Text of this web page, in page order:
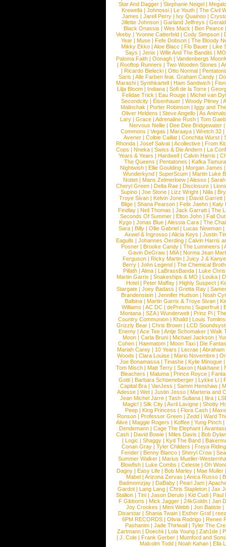
Star And Dagger | Stephanie Neigel |
Krewella | Johnossi | Le Youth | The Civil
James | Jarell Perry | Ivy Quainoo |
Jillette Johnson | Garland Jeffreys |
Black Onassis | Wes Mack | Ben Pearce
Veeby | Yvonne Catterfeld | Cody Simpson |
Year |Muse |Fefe Dobson |The Bloody
Mikky Ekko | Aloe Blacc | Flo Bauer | Like
Says | Jenix | Wille And The Bandits | MO
Paloma Faith |Oonagh |Vandenbergs
|Rooftop Runners |Two Wooden Stones |
| Ricardo Bielecki | Otto Normal |
Saris | Alle Farben feat. Graham Candy |
Marashi | Synthkartell | Ham Sandwich |
Lilja Bloom | Indiana | Sofi de la Torre |
Felidae Trick | Eau Rouge | Michel van
Secondcity |Eisenhauer |Woody Pitney |
Malinchak |Porter Robinson | Iggy and
Oliver Heldens |Steve Angello |As Animals
Lary | Grace | Adrenaline Rush | Tom
Nervous Nellie | Dee Dee Bridgewater |
Commons |Vegas |Maraaya |Wretch 32 |
Avener | Colbie Caillat | Conchita Wurst |
Rhonda | Josef Salvat | Acollective | From
Cops | Nneka | Swiss & Die Andern | La
Years & Years |Hardwell |Calvin Harris |
The Queens | Pentatones | Kafka Tamura
Nightwish |Ellie Goulding |Morgan James
Wunderkynd | SuperScum | Martin Luke
Nottet |Mans Zelmerloew |Alesso |
Cheryl Green |Delta Rae |Disclosure |
Supino |Joe Stone |Lizz Wright |Niila |
Troye Sivan | Kelvin Jones | David Garrett
Blige | Shana Pearson | Felix Jaehn | Katy
Findlay |Neil Thomas |Jack Garratt |The
Seconds Of Summer |Elton John |Fall
Kygo |Jonas Blue |Alessia Cara |The
Sara |Billy |Ollie Gabriel |Lucas Newman |
Axwel & Ingrosso | Alicia Keys | Justin
Eagulls |Johannes Oerding |Calvin Harris
Posner |Brooke Candy |The Lumineers |
Gavin DeGraw | MIA| Norma Jean
Ferguson | Ricky Martin | Juicy J &
Berry | John Legend | The Chemical
Pillath |Alma |LaBrassBanda |Luke
Martin Garrix | Snakeships & MO | Louka |
Hotel | Peter Maffay | Highly Suspect |
Stargate |Joey Badass |Gretta Ray |
Brandenstein |Jennifer Hudson |Noah
Balbina | Martin Garrix & Troye Sivan |
Williams |AC DC |dePresno |Superfruit |
Montana |SZA|Wunderwelt |Prinz Pi |
Country Communion | Khalid | Louis
Grizzly Bear | Chris Brown | LCD
Enemy | Ace Tee | Antje Schomaker | Walk
Moon |Carla Bruni |Michael Jackson |
Cohen |Haematom |Moon Taxi |Die
Mariah Carey | 10 Years | Lecrae | Abraham
Woods |Clara Louise |Mario Novembre |
Joe Bonamassa | Tinashe | Kylie Minogue |
Tom Misch |Matt Terry |Saxon |Nakhane |
Bleachers | Maluma | Prince Royce |
Gotti |Barbara Schoeneberger |Lykke Li |
Capital Bra |VanJess |Samm Henshaw |
Adesse |Wet |Justin Jesso |Marteria and
Jean Michel Jarre |Tash Sultana | Ilira |
Magic! | Silk City | Avril Lavigne | Shotty
Peep |King Princess |Flora Cash |
Ronson |Professor Green |Zedd |Ward
Alive |Maggie Rogers |Koffee |Yung Pinch |
Dendemann |Cage The Elephant |
Cash | David Bowie | Miles Davis | Bob Dylan
|Logic |Shaggy |Kyd The Band |
Conan Gray |Tyler Childers |Freya
Fender |Benny Blanco |Sheryl Crow |
Summer Walker |Marius Mueller-
Blowfish | Luke Combs | Celeste | Oh
Dagny |Easy Life |Bob Marley |Mae Muller
Mabel |Arizona Zervas |Anica Russo |
Badmomzjay |DaBaby |Pearl Jam |
Gardot | Lang Lang | Chris Stapleton | Jax
Stallion |Tini |Jason Derulo |Kid Cudi |Paul
F Gibbons | Mick Jagger | 24kGoldn | Jan
Joy Crookes | Mimi Webb | Jon Batiste |
Disarstar | Shania Twain | Esther Graf |
6PM RECORDS | Olivia Rodrigo | Renee
Pashanim |Jade Thirlwall |Tyler The
Zartmann | Doechii | Lola Young | Zah1de |
| J. Cole | Frank Gerber | Mumford and Sons
Malcolm Todd | Noah Kahan | Ella